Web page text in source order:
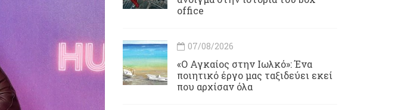
office
07/08/2026
«Ο Αγκαίος στην Ιωλκό»: Ένα
ποιητικό έργο μας ταξιδεύει εκεί
που αρχίσαν όλα